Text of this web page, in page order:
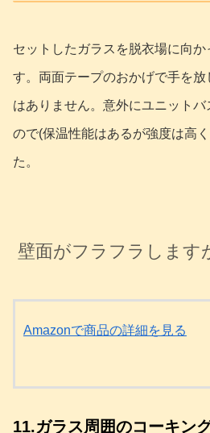
セットしたガラスを脱衣場に向か
す。両面テープのおかげで手を
はありません。意外にユニットバ
ので(保温性能はあるが強度は高
た。
壁面がフラフラします
Amazonで商品の詳細を見る
11.ガラス周囲のコーキン